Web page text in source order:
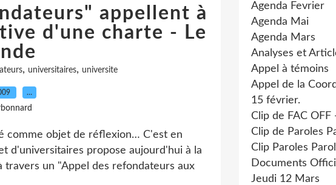
appellent à
d'une charte - Le
, universitaires, universite
…
comme objet de réflexion… C'est en
d'universitaires propose aujourd'hui à la
travers un "Appel des refondateurs aux
Agenda Fevrier
Agenda Mai
Agenda Mars
Analyses et
Appel à témoins
Appel de la
15 février.
Clip de FAC OFF
Clip de Paroles
Clip Paroles
Documents
Jeudi 12 Mars